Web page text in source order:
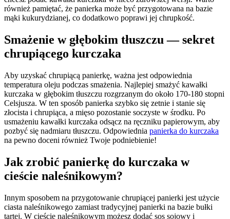
również pamiętać, że panierka może być przygotowana na bazie
mąki kukurydzianej, co dodatkowo poprawi jej chrupkość.
Smażenie w głębokim tłuszczu — sekret
chrupiącego kurczaka
Aby uzyskać chrupiącą panierkę, ważna jest odpowiednia
temperatura oleju podczas smażenia. Najlepiej smażyć kawałki
kurczaka w głębokim tłuszczu rozgrzanym do około 170-180 stopni
Celsjusza. W ten sposób panierka szybko się zetnie i stanie się
złocista i chrupiąca, a mięso pozostanie soczyste w środku. Po
usmażeniu kawałki kurczaka odsącz na ręczniku papierowym, aby
pozbyć się nadmiaru tłuszczu. Odpowiednia panierka do kurczaka
na pewno doceni również Twoje podniebienie!
Jak zrobić panierkę do kurczaka w
cieście naleśnikowym?
Innym sposobem na przygotowanie chrupiącej panierki jest użycie
ciasta naleśnikowego zamiast tradycyjnej panierki na bazie bułki
tartej. W cieście naleśnikowym możesz dodać sos sojowy i